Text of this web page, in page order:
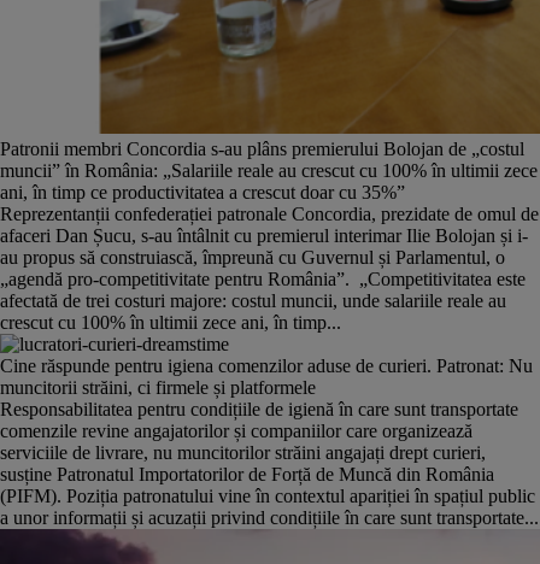
Patronii membri Concordia s-au plâns premierului Bolojan de „costul
muncii” în România: „Salariile reale au crescut cu 100% în ultimii zece
ani, în timp ce productivitatea a crescut doar cu 35%”
Reprezentanții confederației patronale Concordia, prezidate de omul de
afaceri Dan Șucu, s-au întâlnit cu premierul interimar Ilie Bolojan și i-
au propus să construiască, împreună cu Guvernul și Parlamentul, o
„agendă pro-competitivitate pentru România”. „Competitivitatea este
afectată de trei costuri majore: costul muncii, unde salariile reale au
crescut cu 100% în ultimii zece ani, în timp...
Cine răspunde pentru igiena comenzilor aduse de curieri. Patronat: Nu
muncitorii străini, ci firmele și platformele
Responsabilitatea pentru condițiile de igienă în care sunt transportate
comenzile revine angajatorilor și companiilor care organizează
serviciile de livrare, nu muncitorilor străini angajați drept curieri,
susține Patronatul Importatorilor de Forță de Muncă din România
(PIFM). Poziția patronatului vine în contextul apariției în spațiul public
a unor informații și acuzații privind condițiile în care sunt transportate...